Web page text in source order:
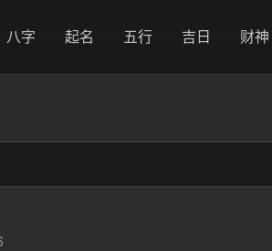
八字 起名 五行 吉日 财神